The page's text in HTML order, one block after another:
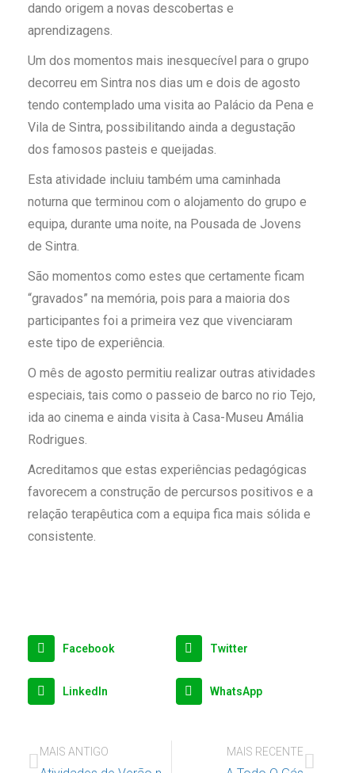
dando origem a novas descobertas e
aprendizagens.
Um dos momentos mais inesquecível para o grupo
decorreu em Sintra nos dias um e dois de agosto
tendo contemplado uma visita ao Palácio da Pena e
Vila de Sintra, possibilitando ainda a degustação
dos famosos pasteis e queijadas.
Esta atividade incluiu também uma caminhada
noturna que terminou com o alojamento do grupo e
equipa, durante uma noite, na Pousada de Jovens
de Sintra.
São momentos como estes que certamente ficam
“gravados” na memória, pois para a maioria dos
participantes foi a primeira vez que vivenciaram
este tipo de experiência.
O mês de agosto permitiu realizar outras atividades
especiais, tais como o passeio de barco no rio Tejo,
ida ao cinema e ainda visita à Casa-Museu Amália
Rodrigues.
Acreditamos que estas experiências pedagógicas
favorecem a construção de percursos positivos e a
relação terapêutica com a equipa fica mais sólida e
consistente.
Facebook Twitter
LinkedIn WhatsApp
MAIS ANTIGO MAIS RECENTE